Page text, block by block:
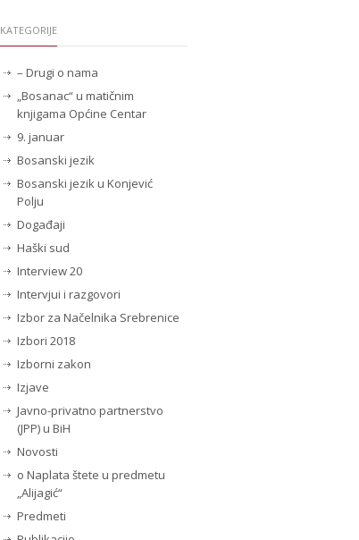
KATEGORIJE
– Drugi o nama
„Bosanac“ u matičnim
knjigama Općine Centar
9. januar
Bosanski jezik
Bosanski jezik u Konjević
Polju
Događaji
Haški sud
Interview 20
Intervjui i razgovori
Izbor za Načelnika Srebrenice
Izbori 2018
Izborni zakon
Izjave
Javno-privatno partnerstvo
(JPP) u BiH
Novosti
o Naplata štete u predmetu
„Alijagić“
Predmeti